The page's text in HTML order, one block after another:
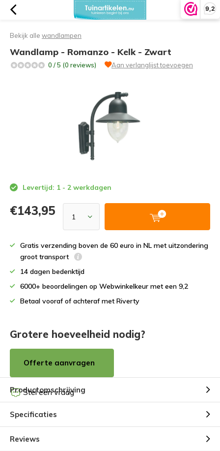
9,2
Bekijk alle wandlampen
Wandlamp - Romanzo - Kelk - Zwart
0 / 5 (0 reviews) Aan verlanglijst toevoegen
Levertijd: 1 - 2 werkdagen
€143,95
Gratis verzending boven de 60 euro in NL met uitzondering
groot transport
14 dagen bedenktijd
6000+ beoordelingen op Webwinkelkeur met een 9,2
Betaal vooraf of achteraf met Riverty
Grotere hoeveelheid nodig?
Offerte aanvragen
Stel een vraag
Productomschrijving
Specificaties
Reviews